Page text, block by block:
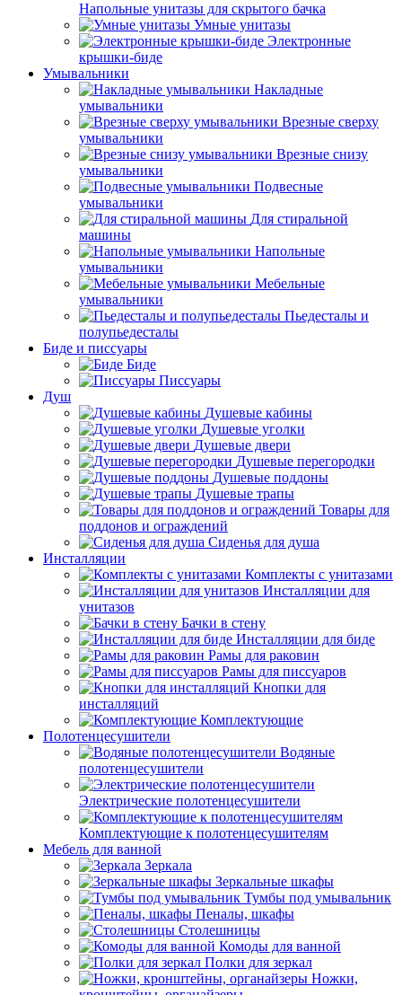
Напольные унитазы для скрытого бачка
Умные унитазы
Электронные
крышки-биде
Умывальники
Накладные
умывальники
Врезные сверху
умывальники
Врезные снизу
умывальники
Подвесные
умывальники
Для стиральной
машины
Напольные
умывальники
Мебельные
умывальники
Пьедесталы и
полупьедесталы
Биде и писсуары
Биде
Писсуары
Душ
Душевые кабины
Душевые уголки
Душевые двери
Душевые перегородки
Душевые поддоны
Душевые трапы
Товары для
поддонов и ограждений
Сиденья для душа
Инсталляции
Комплекты с унитазами
Инсталляции для
унитазов
Бачки в стену
Инсталляции для биде
Рамы для раковин
Рамы для писсуаров
Кнопки для
инсталляций
Комплектующие
Полотенцесушители
Водяные
полотенцесушители
Электрические полотенцесушители
Комплектующие к полотенцесушителям
Мебель для ванной
Зеркала
Зеркальные шкафы
Тумбы под умывальник
Пеналы, шкафы
Столешницы
Комоды для ванной
Полки для зеркал
Ножки,